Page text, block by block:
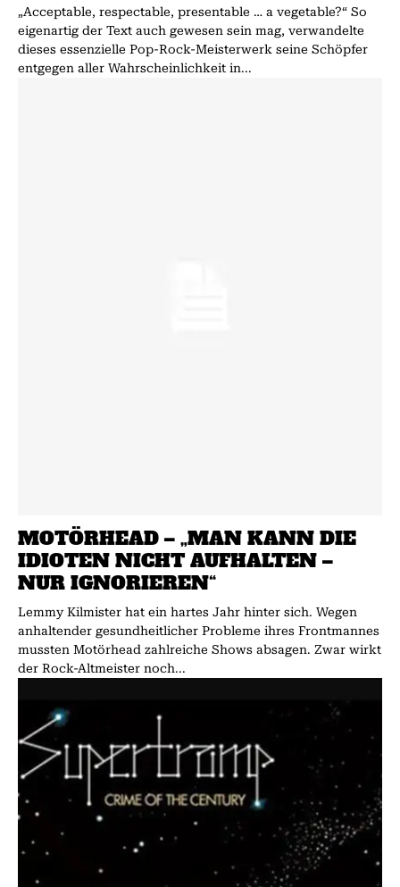
„Acceptable, respectable, presentable … a vegetable?“ So
eigenartig der Text auch gewesen sein mag, verwandelte
dieses essenzielle Pop-Rock-Meisterwerk seine Schöpfer
entgegen aller Wahrscheinlichkeit in...
MOTÖRHEAD – „MAN KANN DIE
IDIOTEN NICHT AUFHALTEN –
NUR IGNORIEREN“
Lemmy Kilmister hat ein hartes Jahr hinter sich. Wegen
anhaltender gesundheitlicher Probleme ihres Frontmannes
mussten Motörhead zahlreiche Shows absagen. Zwar wirkt
der Rock-Altmeister noch...